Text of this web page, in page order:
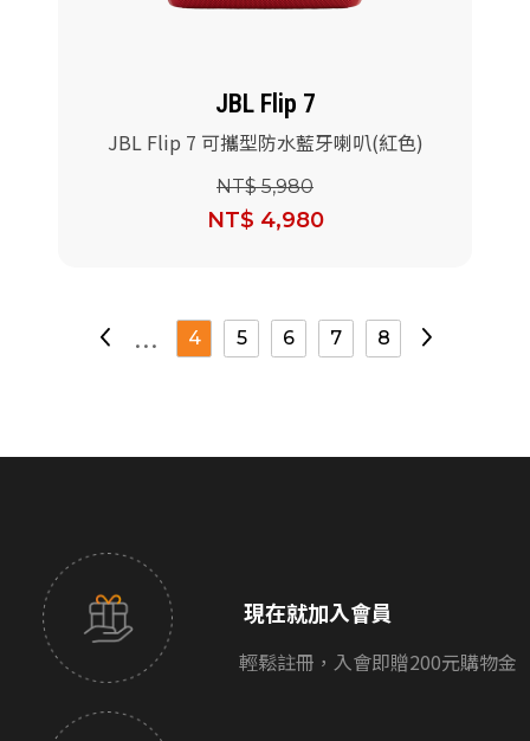
JBL Flip 7
JBL Flip 7 可攜型防水藍牙喇叭(紅色)
NT$ 5,980
NT$ 4,980
... 4 5 6 7 8
現在就加入會員
輕鬆註冊，入會即贈200元購物金